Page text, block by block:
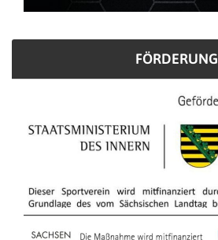
FÖRDERUNG